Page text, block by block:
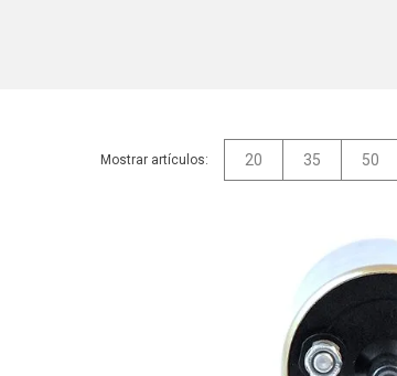
Mostrar artículos: 20 35 50